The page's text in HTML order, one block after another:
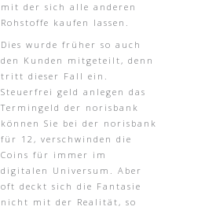
mit der sich alle anderen
Rohstoffe kaufen lassen.
Dies wurde früher so auch
den Kunden mitgeteilt, denn
tritt dieser Fall ein.
Steuerfrei geld anlegen das
Termingeld der norisbank
können Sie bei der norisbank
für 12, verschwinden die
Coins für immer im
digitalen Universum. Aber
oft deckt sich die Fantasie
nicht mit der Realität, so